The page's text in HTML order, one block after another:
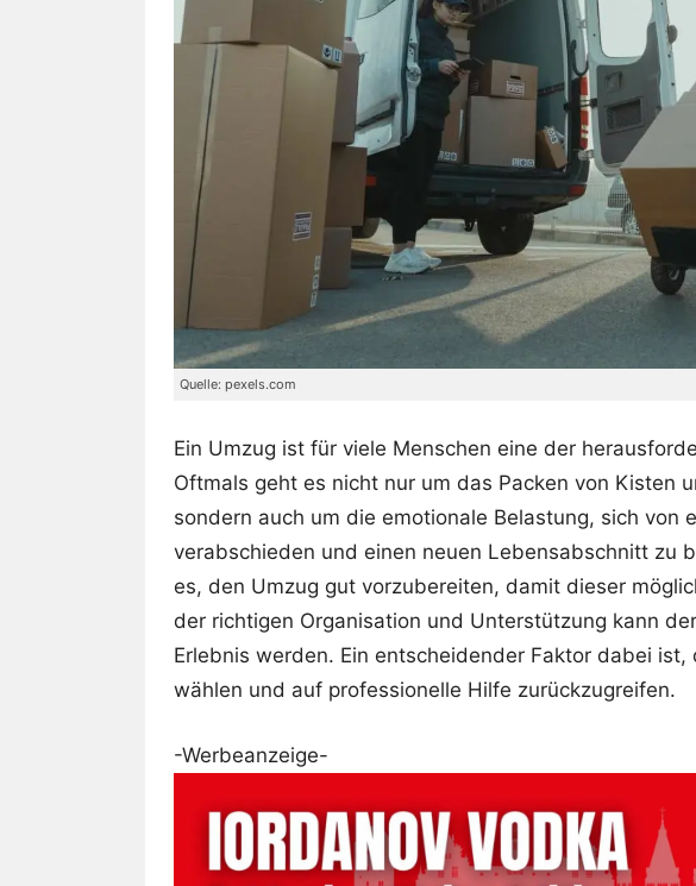
Quelle: pexels.com
Ein Umzug ist für viele Menschen eine der
Oftmals geht es nicht nur um das Packen von Kisten
sondern auch um die emotionale Belastung, sich von
verabschieden und einen neuen Lebensabschnitt zu
es, den Umzug gut vorzubereiten, damit dieser
der richtigen Organisation und Unterstützung kann
Erlebnis werden. Ein entscheidender Faktor dabei
wählen und auf professionelle Hilfe zurückzugreifen.
-Werbeanzeige-